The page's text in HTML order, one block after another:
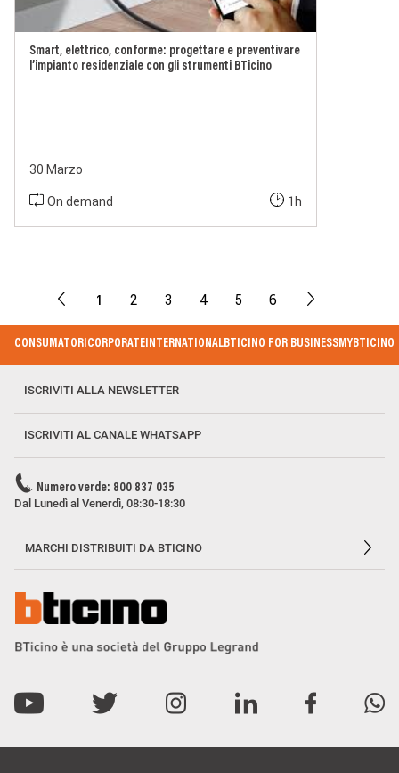
Smart, elettrico, conforme: progettare e preventivare
l’impianto residenziale con gli strumenti BTicino
30 Marzo
On demand
1h
1 2 3 4 5
6
Footer
CONSUMATORICORPORATEINTERNATIONALBTICINO FOR BUSINESSMYBTICINO
ISCRIVITI ALLA NEWSLETTER
ISCRIVITI AL CANALE WHATSAPP
Numero verde: 800 837 035
Dal Lunedì al Venerdì, 08:30-18:30
MARCHI DISTRIBUITI DA BTICINO